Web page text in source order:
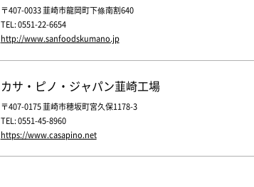
〒407-0033 韮崎市龍岡町下條南割640
TEL: 0551-22-6654
http://www.sanfoodskumano.jp
カサ・ピノ・ジャパン韮崎工場
〒407-0175 韮崎市穂坂町宮久保1178-3
TEL: 0551-45-8960
https://www.casapino.net